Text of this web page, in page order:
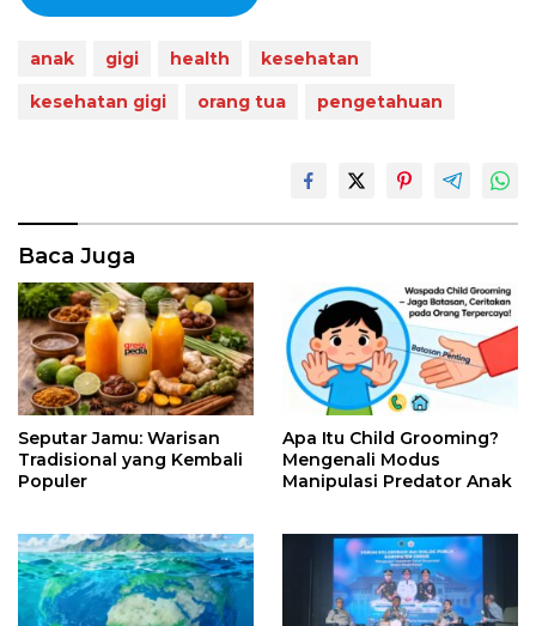
anak gigi health
kesehatan
kesehatan gigi
orang tua pengetahuan
Baca Juga
Seputar Jamu: Warisan
Tradisional yang Kembali
Populer
Apa Itu Child Grooming?
Mengenali Modus
Manipulasi Predator Anak